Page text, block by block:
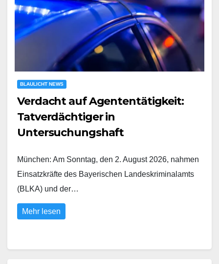
BLAULICHT NEWS
Verdacht auf Agententätigkeit:
Tatverdächtiger in
Untersuchungshaft
München: Am Sonntag, den 2. August 2026, nahmen
Einsatzkräfte des Bayerischen Landeskriminalamts
(BLKA) und der…
Mehr lesen